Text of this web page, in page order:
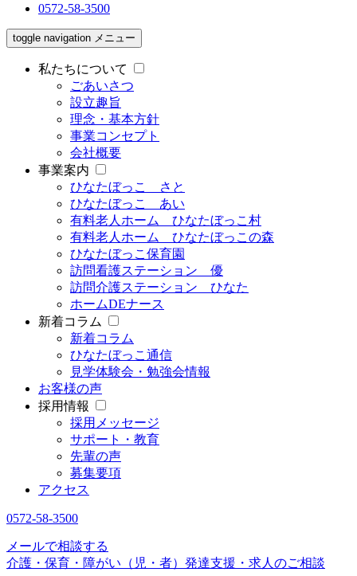
0572-58-3500
toggle navigation メニュー
私たちについて
ごあいさつ
設立趣旨
理念・基本方針
事業コンセプト
会社概要
事業案内
ひなたぼっこ さと
ひなたぼっこ あい
有料老人ホーム ひなたぼっこ村
有料老人ホーム ひなたぼっこの森
ひなたぼっこ保育園
訪問看護ステーション 優
訪問介護ステーション ひなた
ホームDEナース
新着コラム
新着コラム
ひなたぼっこ通信
見学体験会・勉強会情報
お客様の声
採用情報
採用メッセージ
サポート・教育
先輩の声
募集要項
アクセス
0572-58-3500
メールで相談する
介護・保育・障がい（児・者）発達支援・求人のご相談